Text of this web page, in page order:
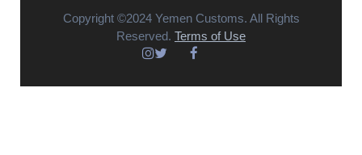
Copyright ©2024 Yemen Customs. All Rights
Reserved. Terms of Use